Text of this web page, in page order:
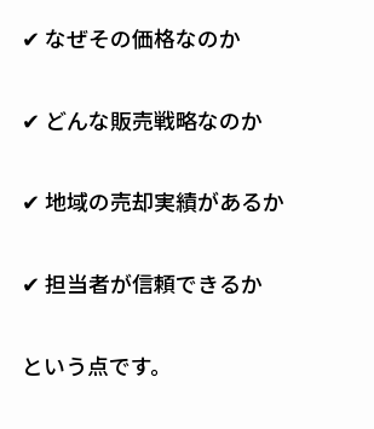
✔ なぜその価格なのか
✔ どんな販売戦略なのか
✔ 地域の売却実績があるか
✔ 担当者が信頼できるか
という点です。